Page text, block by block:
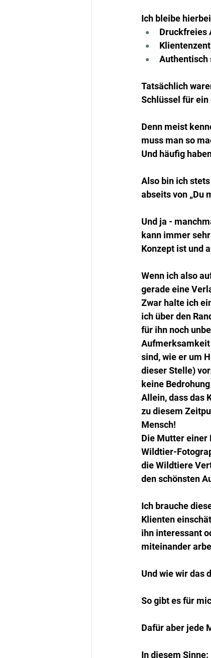
Ich bleibe
Druckfreies
Authentisch
Tatsächlich
Schlüssel für
Denn meist
muss man so
Und häufig
Also bin ich
abseits von „Du
Und ja -
kann immer
Konzept ist und
Wenn ich also
gerade eine
Zwar halte ich
ich über den
für ihn noch
Aufmerksamkeit
sind, wie er um
dieser Stelle)
keine
Allein, dass das
zu diesem
Mensch!
Die Mutter einer
Wildtier-
die Wildtiere
den schönsten
Ich brauche
Klienten
ihn interessant
miteinander
Und wie wir das
So gibt es für
Dafür aber jede
In diesem Sinne: